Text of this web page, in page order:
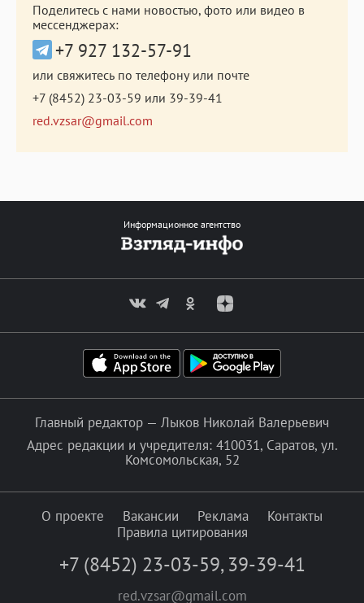
Поделитесь с нами новостью, фото или видео в
мессенджерах:
+7 927 132-57-91
или свяжитесь по телефону или почте
+7 (8452) 23-03-59 или 39-39-41
red.vzsar@gmail.com
Информационное агентство
Главный редактор — Лыков Николай Валерьевич
Адрес редакции и учредителя: 410031, Саратов, ул.
Комсомольская, 52
О проекте Вакансии Реклама
Контакты
Правила цитирования
+7 (8452) 23-03-59, 39-39-41
red.vzsar@gmail.com